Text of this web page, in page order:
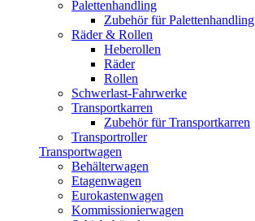
Palettenhandling
Zubehör für Palettenhandling
Räder & Rollen
Heberollen
Räder
Rollen
Schwerlast-Fahrwerke
Transportkarren
Zubehör für Transportkarren
Transportroller
Transportwagen
Behälterwagen
Etagenwagen
Eurokastenwagen
Kommissionierwagen